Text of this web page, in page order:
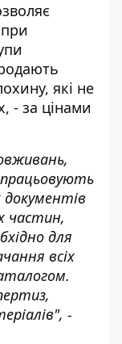
які не
- за цінами
документів
частин,
для
всіх
-